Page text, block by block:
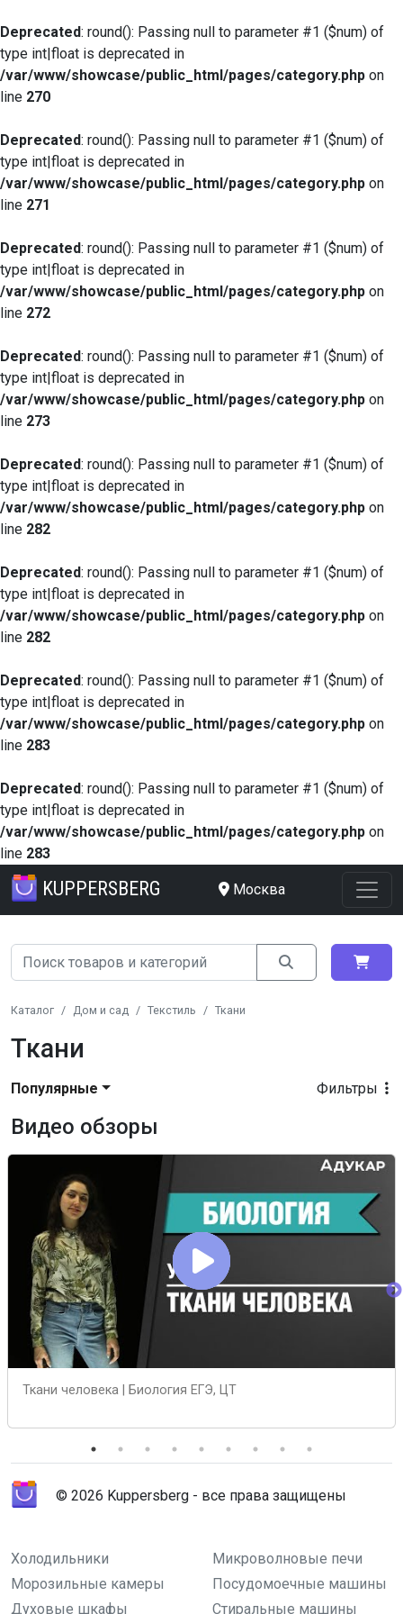
Deprecated: round(): Passing null to parameter #1 ($num) of
type int|float is deprecated in
/var/www/showcase/public_html/pages/category.php on
line 270
Deprecated: round(): Passing null to parameter #1 ($num) of
type int|float is deprecated in
/var/www/showcase/public_html/pages/category.php on
line 271
Deprecated: round(): Passing null to parameter #1 ($num) of
type int|float is deprecated in
/var/www/showcase/public_html/pages/category.php on
line 272
Deprecated: round(): Passing null to parameter #1 ($num) of
type int|float is deprecated in
/var/www/showcase/public_html/pages/category.php on
line 273
Deprecated: round(): Passing null to parameter #1 ($num) of
type int|float is deprecated in
/var/www/showcase/public_html/pages/category.php on
line 282
Deprecated: round(): Passing null to parameter #1 ($num) of
type int|float is deprecated in
/var/www/showcase/public_html/pages/category.php on
line 282
Deprecated: round(): Passing null to parameter #1 ($num) of
type int|float is deprecated in
/var/www/showcase/public_html/pages/category.php on
line 283
Deprecated: round(): Passing null to parameter #1 ($num) of
type int|float is deprecated in
/var/www/showcase/public_html/pages/category.php on
line 283
KUPPERSBERG Москва
Каталог Дом и сад Текстиль Ткани
Ткани
Фильтры
Популярные
Видео обзоры
Ткани человека | Биология ЕГЭ, ЦТ
© 2026 Kuppersberg - все права защищены
Холодильники
Микроволновые печи
Морозильные камеры
Посудомоечные машины
Духовые шкафы
Стиральные машины